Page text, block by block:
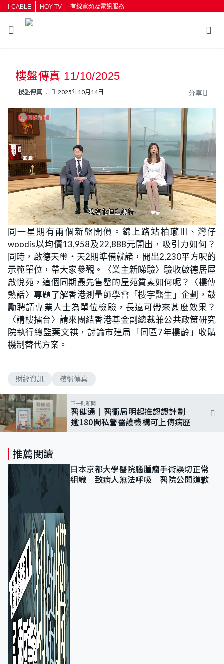
i-CABLE HOY TV 有線寬頻及電訊服務
樓盤傳真 11/10/2025
樓盤傳真 2025年10月14日 分享
U
n
m
u
t
e
L
o
a
d
e
d
:
1
.
0
1
%
同一星期有兩個新盤開價。錦上路站柏瓏III、灣仔
woodis以均價13,958及22,888元開出，吸引力如何？
同時，啟德天璽‧天2期準備就諸，開出2,230平方呎的
示範單位，帶大家參觀。〈業主新睇驗〉驗收啟德居屋
啟悅苑，這個同期最先售罄的屋苑質素如何呢？〈樓傳
熱話〉專題了解香港測量師學會「樓宇醫生」企劃，鼓
勵聘請專業人士為單位檢驗，長遠可帶來甚麼效果？
〈講樓擂台〉請來團結香港基金副總裁兼公共政策研究
院執行總監葉文祺，討論市建局「同區7年樓齡」收購
機制替代方案。
財經資訊 樓盤傳真
下一則新聞
醫健通｜醫衞局明起推認證計劃
逾180間私營醫護機構可上傳病歷
推薦閱讀
日本京都大學醫院腦腫瘤手術誤切正常
組織 致病人無法呼吸 醫院公開道歉